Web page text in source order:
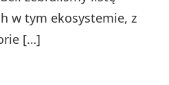
w tym ekosystemie, z
[…]